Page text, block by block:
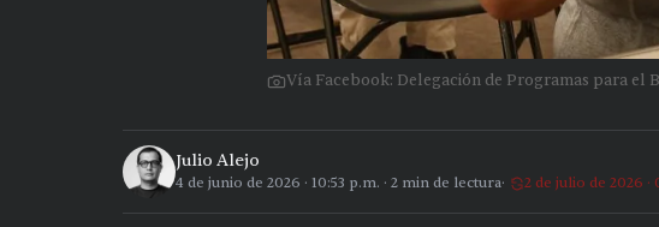
Vía Facebook: Delegación de Programas para el
Julio Alejo
4 de junio de 2026 · 10:53 p.m. · 2 min de lectura 2 de julio de 2026 ·